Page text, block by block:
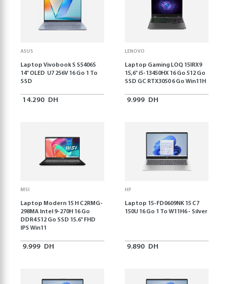
ASUS
Laptop Vivobook S S5406S
14" OLED U7 256V 16 Go 1 To
SSD
14.290 DH
LENOVO
Laptop Gaming LOQ 15IRX9
15,6'' i5-13450HX 16 Go 512 Go
SSD GC RTX3050 6 Go Win11H
9.999 DH
MSI
Laptop Modern 15 H C2RMG-
298MA Intel 9-270H 16 Go
DDR4 512 Go SSD 15.6" FHD
IPS Win11
9.999 DH
HP
Laptop 15-FD0609NK 15 C7
150U 16 Go 1 To W11H6 - Silver
9.890 DH